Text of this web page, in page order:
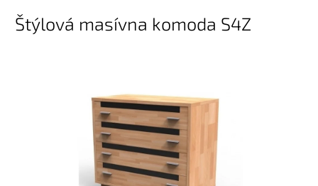
Štýlová masívna komoda S4Z